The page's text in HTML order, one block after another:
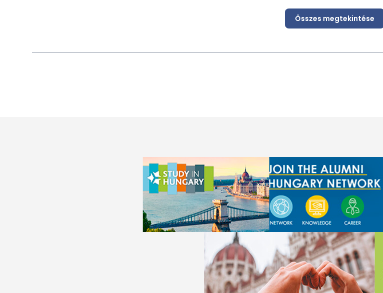
Összes megtekintése